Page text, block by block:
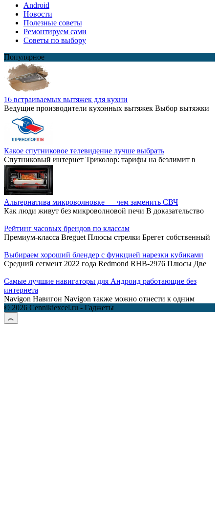
Android
Новости
Полезные советы
Ремонтируем сами
Советы по выбору
Популярное
16 встраиваемых вытяжек для кухни
Ведущие производители кухонных вытяжек Выбор вытяжки
Какое спутниковое телевидение лучше выбрать
Спутниковый интернет Триколор: тарифы на безлимит в
Альтернатива микроволновке — чем заменить СВЧ
Как люди живут без микроволновой печи В доказательство
Рейтинг часовых брендов по классам
Премиум-класса Breguet Плюсы стрелки Брегет собственный
Выбираем хороший блендер с функцией нарезки кубиками
Средний сегмент 2022 года Redmond RHB-2976 Плюсы Две
Самые лучшие навигаторы для Андроид работающие без
интернета
Navigon Навигон Navigon также можно отнести к одним
© 2026 Cennikiexcel.ru - Гаджеты